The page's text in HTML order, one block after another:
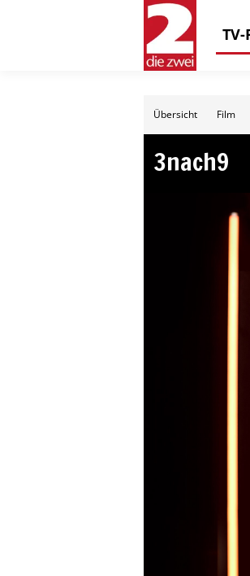
Übersicht Film
3nach9